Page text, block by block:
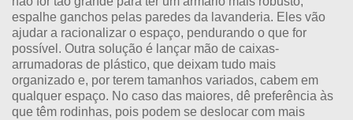
espalhe ganchos pelas paredes da lavanderia. Eles vão
ajudar a racionalizar o espaço, pendurando o que for
possível. Outra solução é lançar mão de caixas-
arrumadoras de plástico, que deixam tudo mais
organizado e, por terem tamanhos variados, cabem em
qualquer espaço. No caso das maiores, dê preferência às
que têm rodinhas, pois podem se deslocar com mais